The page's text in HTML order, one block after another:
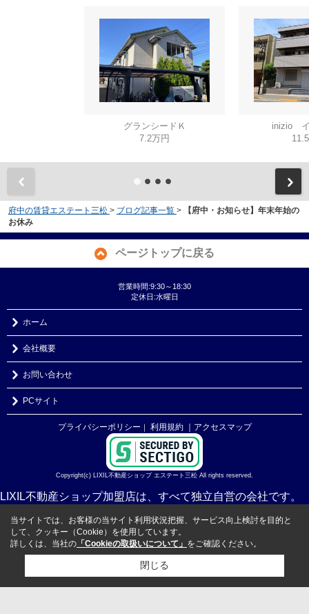
グランシードＫ
7.2万円
inizio
府中の賃貸エステート三松 > ブログ記事一覧 >
【府中・お知らせ】年末年始の
お休み
ページトップに戻る
営業時間:9:30～18:30
定休日:水曜日
ホーム
会社概要
お問い合わせ
PCサイト
プライバシーポリシー ｜ 利用規約 ｜アクセスマップ
Copyright(c) LIXIL不動産ショップ エステート三松 All rights reserved.
LIXIL不動産ショップ加盟店は、すべて独立自営の会社です。
当サイトでは、お客様の当サイト利用状況把握、サービス向上検討を目的と
して、クッキー（Cookie）を使用しています。
詳しくは、当社の 「Cookieの取扱いについて」 をご確認ください。
閉じる